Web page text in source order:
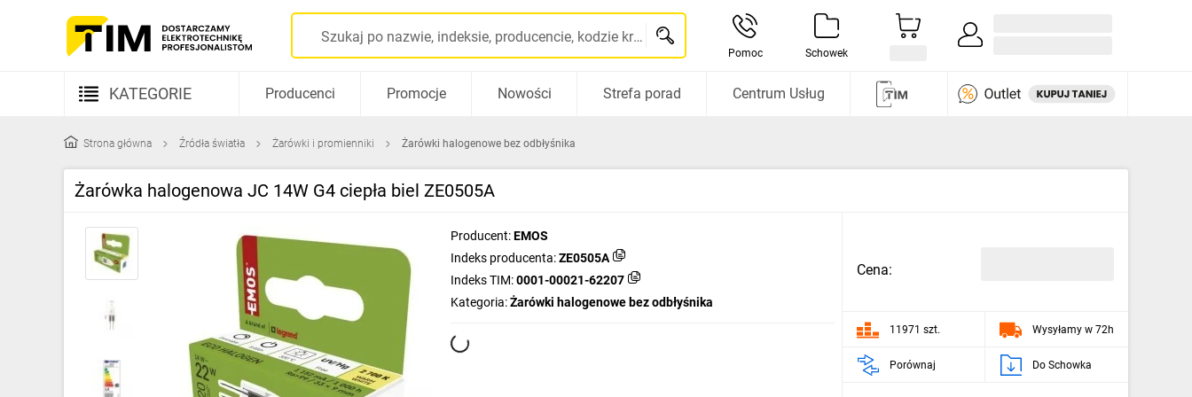
Szukaj po nazwie, indeksie, producencie, kodzie kreskowym...
Pomoc Schowek
KATEGORIE
Kable i przewody
Rozdzielnice i obudowy
Elementy prowadzenia kabli
Fotowoltaika
Gniazda i łączniki
Oprawy oświetleniowe
Producenci Promocje Nowości Strefa porad Centrum Usług
Strona główna Źródła światła Żarówki i promienniki Żarówki halogenowe bez odbłyśnika
Żarówka halogenowa JC 14W G4 ciepła biel ZE0505A
Producent:EMOS
Indeks producenta:ZE0505A
Indeks TIM:0001-00021-62207
Kategoria:Żarówki halogenowe bez odbłyśnika
Cena:
11971 szt. Wysyłamy w 72h
Porównaj Do Schowka